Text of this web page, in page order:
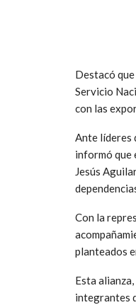
Destacó
Servicio
con las
Ante líderes
informó que
Jesús
Con la
planteados
Esta
integrantes